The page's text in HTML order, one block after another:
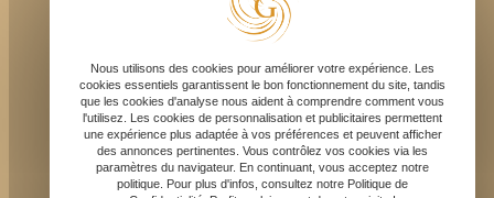
Lundi - Vendredi : 8h - 18h
contact@gardiol-amenagements.fr
Nous utilisons des cookies pour améliorer votre expérience. Les
cookies essentiels garantissent le bon fonctionnement du site, tandis
que les cookies d'analyse nous aident à comprendre comment vous
l'utilisez. Les cookies de personnalisation et publicitaires permettent
une expérience plus adaptée à vos préférences et peuvent afficher
des annonces pertinentes. Vous contrôlez vos cookies via les
paramètres du navigateur. En continuant, vous acceptez notre
politique. Pour plus d'infos, consultez notre Politique de